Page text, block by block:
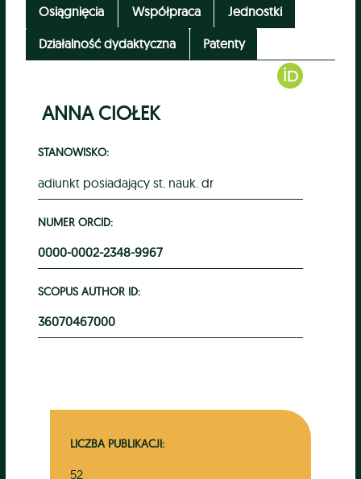
Osiągnięcia
Współpraca
Jednostki
Działalność dydaktyczna
Patenty
ANNA CIOŁEK
STANOWISKO:
adiunkt posiadający st. nauk. dr
NUMER ORCID:
0000-0002-2348-9967
SCOPUS AUTHOR ID:
36070467000
LICZBA PUBLIKACJI:
52